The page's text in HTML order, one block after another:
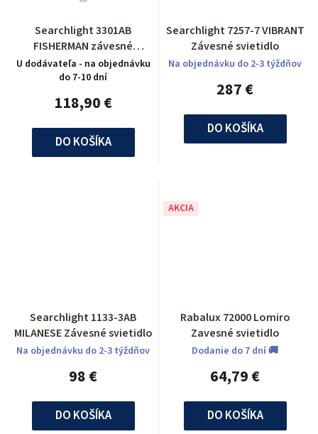
Searchlight 3301AB
FISHERMAN závesné
svietidlo
U dodávateľa - na objednávku
do 7-10 dní
118,90 €
DO KOŠÍKA
Searchlight 7257-7 VIBRANT
Závesné svietidlo
Na objednávku do 2-3 týždňov
287 €
DO KOŠÍKA
Searchlight 1133-3AB
MILANESE Závesné svietidlo
Na objednávku do 2-3 týždňov
98 €
DO KOŠÍKA
AKCIA
Rabalux 72000 Lomiro
Zavesné svietidlo
Dodanie do 7 dní 🚚
64,79 €
DO KOŠÍKA